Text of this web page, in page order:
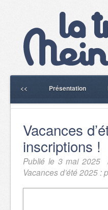
<< Présentation
Vacances
inscriptions !
Publié le 3 mai 2025
Vacances d’été 2025 :